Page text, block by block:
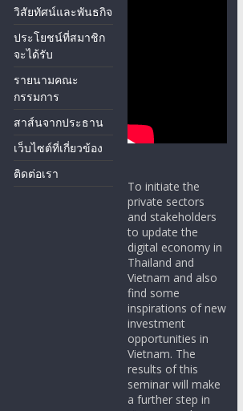
วิสัยทัศน์และพันธกิจ
ประโยชน์ที่สมาชิก
จะได้รับ
รายนามคณะ
กรรมการ
สาส์นจากประธาน
เว็บไซต์ที่เกี่ยวข้อง
ติดต่อเรา
To initiate the
private sectors
and stakeholders
to update the
digital economy in
Thailand and
Vietnam and also
find some
inspirations of new
investment
opportunities in
Vietnam. The
results of this
seminar will make
a further step in